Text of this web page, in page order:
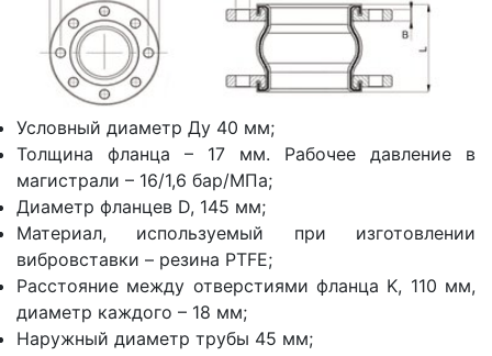
Условный диаметр Ду 40 мм;
Толщина фланца – 17 мм. Рабочее давление в
магистрали – 16/1,6 бар/МПа;
Диаметр фланцев D, 145 мм;
Материал, используемый при изготовлении
вибровставки – резина PTFE;
Расстояние между отверстиями фланца K, 110 мм,
диаметр каждого – 18 мм;
Наружный диаметр трубы 45 мм;